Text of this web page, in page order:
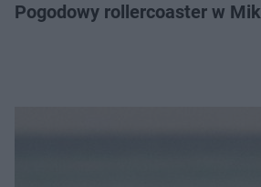
Pogodowy rollercoaster w